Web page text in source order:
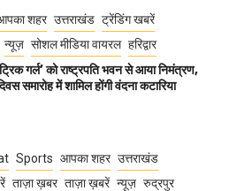
शहर उत्तराखंड ट्रेंडिंग खबरें
न्यूज़ सोशल मीडिया वायरल हरिद्वार
गर्ल’ को राष्ट्रपति भवन से आया निमंत्रण,
समारोह में शामिल होंगी वंदना कटारिया
Sports आपका शहर उत्तराखंड
ताज़ा ख़बर ताज़ा ख़बरें न्यूज़ रुद्रपुर